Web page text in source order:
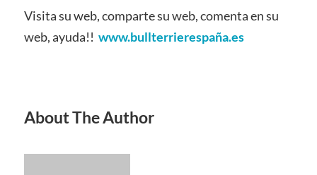
Visita su web, comparte su web, comenta en su
web, ayuda!! www.bullterrierespaña.es
About The Author